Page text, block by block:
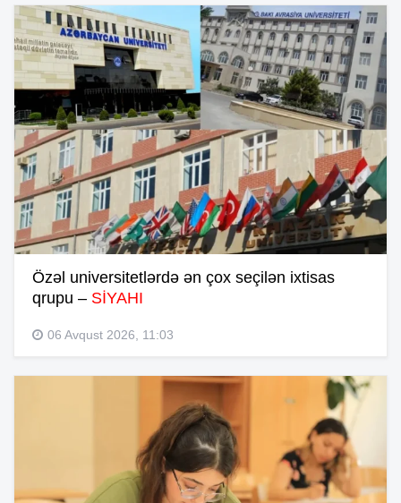
Özəl universitetlərdə ən çox seçilən ixtisas
qrupu – SİYAHI
06 Avqust 2026, 11:03